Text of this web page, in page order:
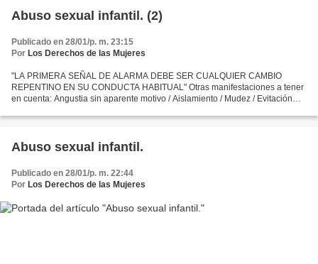
Abuso sexual infantil. (2)
Publicado en 28/01/p. m. 23:15
Por Los Derechos de las Mujeres
"LA PRIMERA SEÑAL DE ALARMA DEBE SER CUALQUIER CAMBIO
REPENTINO EN SU CONDUCTA HABITUAL" Otras manifestaciones a tener
en cuenta: Angustia sin aparente motivo / Aislamiento / Mudez / Evitación
Abuso sexual infantil.
Publicado en 28/01/p. m. 22:44
Por Los Derechos de las Mujeres